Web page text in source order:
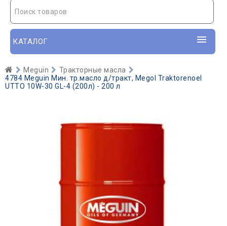
Поиск товаров
КАТАЛОГ
Meguin
Тракторные масла
4784 Meguin Мин. тр.масло д/тракт, Megol Traktorenoel
UTTO 10W-30 GL-4 (200л) - 200 л